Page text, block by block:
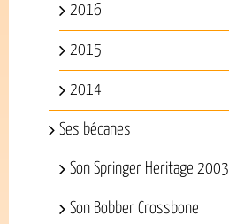
2016
2015
2014
Ses bécanes
Son Springer Heritage 2003
Son Bobber Crossbone